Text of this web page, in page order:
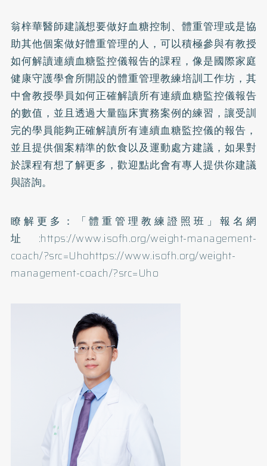
翁梓華醫師建議想要做好血糖控制、體重管理或是協
助其他個案做好體重管理的人，可以積極參與有教授
如何解讀連續血糖監控儀報告的課程，像是國際家庭
健康守護學會所開設的體重管理教練培訓工作坊，其
中會教授學員如何正確解讀所有連續血糖監控儀報告
的數值，並且透過大量臨床實務案例的練習，讓受訓
完的學員能夠正確解讀所有連續血糖監控儀的報告，
並且提供個案精準的飲食以及運動處方建議，如果對
於課程有想了解更多，歡迎點此會有專人提供你建議
與諮詢。
瞭解更多：「體重管理教練證照班」報名網
址:https://www.isofh.org/weight-management-
coach/?src=Uhohttps://www.isofh.org/weight-
management-coach/?src=Uho